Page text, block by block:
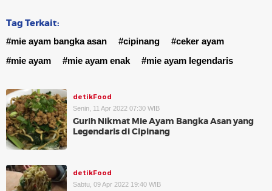
Tag Terkait:
#mie ayam bangka asan #cipinang
#ceker ayam
#mie ayam
#mie ayam enak #mie ayam legendaris
detikFood
Senin, 11 Apr 2022 07:30 WIB
Gurih Nikmat Mie Ayam Bangka Asan yang
Legendaris di Cipinang
detikFood
Sabtu, 09 Apr 2022 19:40 WIB